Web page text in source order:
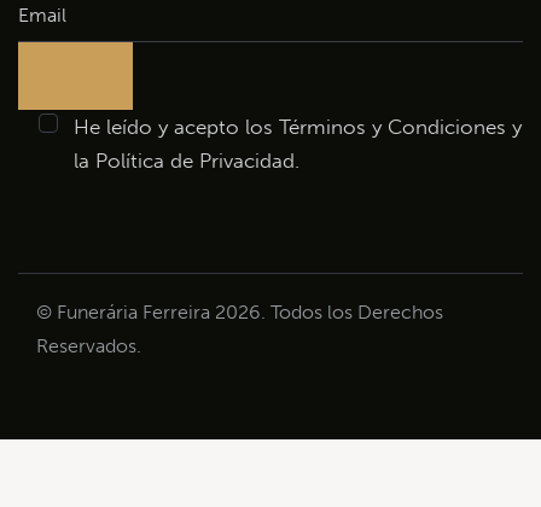
He leído y acepto losTérminos y Condicionesy
la Política de Privacidad.
© Funerária Ferreira 2026. Todos los Derechos
Reservados.